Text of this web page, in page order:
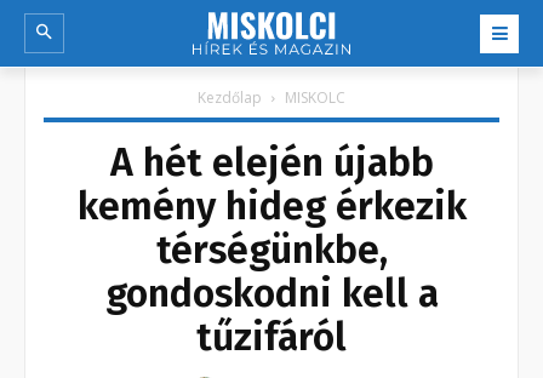
Kezdőlap MISKOLC
A hét elején újabb
kemény hideg érkezik
térségünkbe,
gondoskodni kell a
tűzifáról